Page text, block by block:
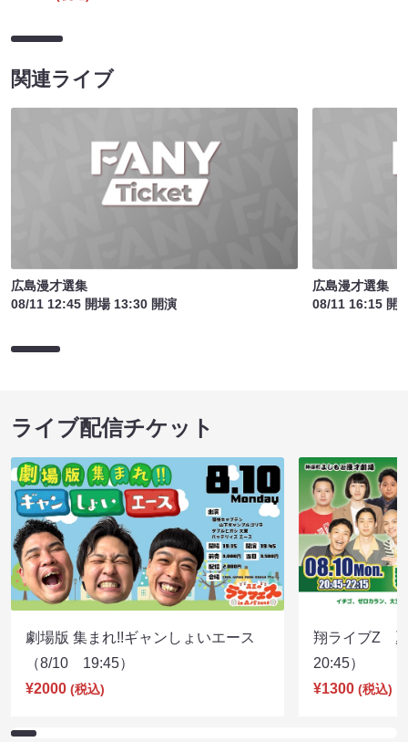
関連ライブ
広島漫才選集
08/11 12:45 開場 13:30 開演
広島漫才選集
08/11 16:15 開
ライブ配信チケット
劇場版 集まれ!!ギャンしょいエース
（8/10 19:45）
¥2000 (税込)
翔ライブZ
20:45）
¥1300 (税込)